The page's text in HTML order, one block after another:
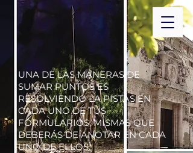
UNA DE LAS MANERAS DE
SUMAR PUNTOS ES
RESOLVIENDO LA PISTAS EN
CADA UNO DE TUS
FORMULARIOS, MISMAS QUE
DEBERÁS DE ANOTAR EN CADA
UNO DE ELLOS.